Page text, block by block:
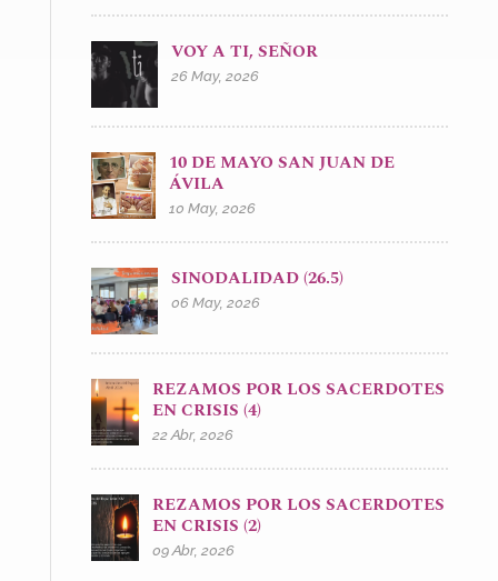
VOY A TI, SEÑOR
26 May, 2026
10 DE MAYO SAN JUAN DE
ÁVILA
10 May, 2026
SINODALIDAD (26.5)
06 May, 2026
REZAMOS POR LOS SACERDOTES
EN CRISIS (4)
22 Abr, 2026
REZAMOS POR LOS SACERDOTES
EN CRISIS (2)
09 Abr, 2026